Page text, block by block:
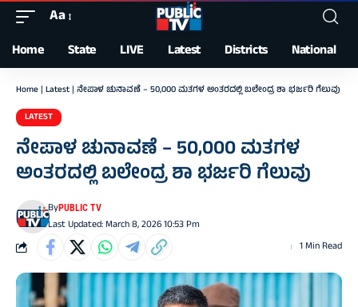
Font
Resizer
Aa
Home State LIVE Latest Districts National
Home | Latest | ನೇಪಾಳ ಚುನಾವಣೆ – 50,000 ಮತಗಳ ಅಂತರದಲ್ಲಿ ಬಲೇಂದ್ರ ಶಾ ಭರ್ಜರಿ ಗೆಲುವು
LATEST
ನೇಪಾಳ ಚುನಾವಣೆ – 50,000 ಮತಗಳ
ಅಂತರದಲ್ಲಿ ಬಲೇಂದ್ರ ಶಾ ಭರ್ಜರಿ ಗೆಲುವು
Last Updated: March 8, 2026 10:53 Pm
ByPUBLIC TV
1 Min Read